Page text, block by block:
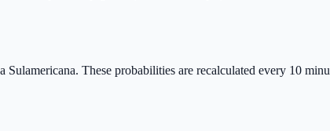
Sulamericana. These probabilities are recalculated every 10